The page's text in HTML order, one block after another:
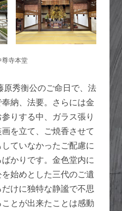
尊寺本堂
原秀衡公のご命日で、法
納、法要。さらには金
りする中、ガラス張り
を立て、ご焼香させて
ていなかったご配慮に
かりです。金色堂内に
始めとした三代のご遺
けに独特な静謐で不思
とが出来たことは感動